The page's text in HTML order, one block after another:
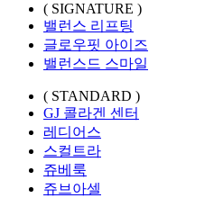
( SIGNATURE )
밸런스 리프팅
글로우핏 아이즈
밸런스드 스마일
( STANDARD )
GJ 콜라겐 센터
레디어스
스컬트라
쥬베룩
쥬브아셀